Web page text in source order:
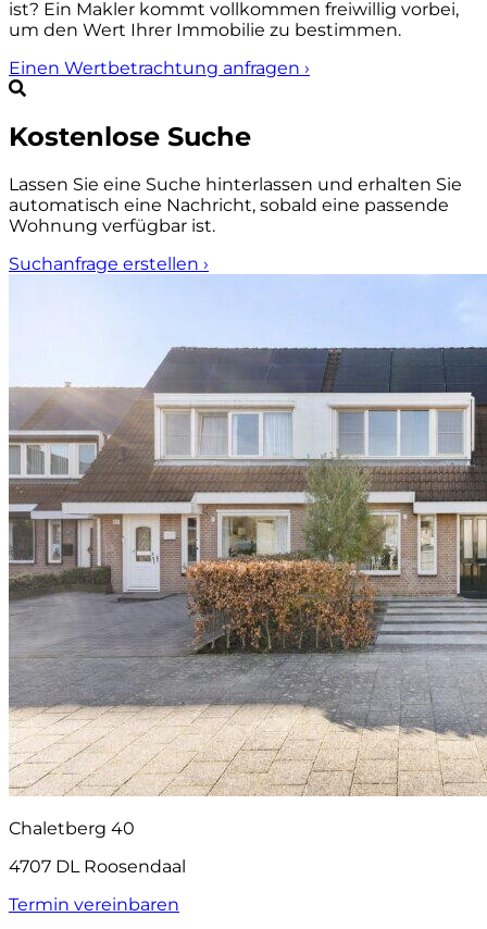
ist? Ein Makler kommt vollkommen freiwillig vorbei,
um den Wert Ihrer Immobilie zu bestimmen.
Einen Wertbetrachtung anfragen ›
Kostenlose Suche
Lassen Sie eine Suche hinterlassen und erhalten Sie
automatisch eine Nachricht, sobald eine passende
Wohnung verfügbar ist.
Suchanfrage erstellen ›
Chaletberg 40
4707 DL Roosendaal
Termin vereinbaren